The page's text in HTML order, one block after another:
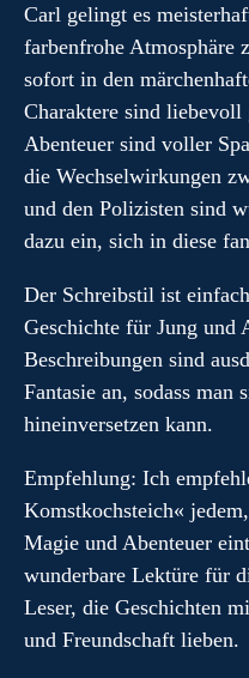
Carl gelingt es
farbenfrohe Atmosphäre
sofort in den
Charaktere sind liebevoll
Abenteuer sind voller
die Wechselwirkungen
und den Polizisten sind
dazu ein, sich in diese
Der Schreibstil ist
Geschichte für Jung und
Beschreibungen sind
Fantasie an, sodass
hineinversetzen kann.
Empfehlung: Ich
Komstkochsteich«
Magie und Abenteuer
wunderbare Lektüre für
Leser, die Geschichten
und Freundschaft lieben.